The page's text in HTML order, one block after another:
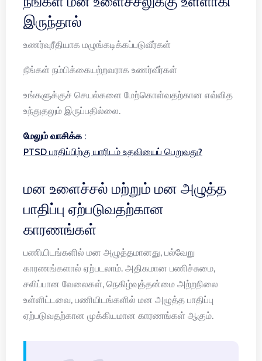
இருந்தால்
உணர்வுரீதியாக மழுங்கடிக்கப்படுவீர்கள்
நீங்கள் நம்பிக்கையற்றவராக உணர்வீர்கள்
உங்களுக்குச் செயல்களை மேற்கொள்வதற்கான எவ்வித
உந்துதலும் இருப்பதில்லை.
மேலும் வாசிக்க :
PTSD பாதிப்பிற்கு யாரிடம் உதவியைப் பெறுவது?
மன உளைச்சல் மற்றும் மன அழுத்த
பாதிப்பு ஏற்படுவதற்கான
காரணங்கள்
பணியிடங்களில் மன அழுத்தமானது, பல்வேறு
காரணங்களால் ஏற்படலாம். அதிகமான பணிச்சுமை,
சலிப்பான வேலைகள், நெகிழ்வுத்தன்மை அற்றநிலை
உள்ளிட்டவை, பணியிடங்களில் மன அழுத்த பாதிப்பு
ஏற்படுவதற்கான முக்கியமான காரணங்கள் ஆகும்.